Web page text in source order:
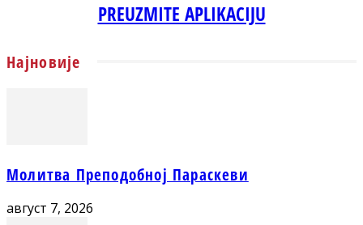
PREUZMITE APLIKACIJU
Најновије
Молитва Преподобној Параскеви
август 7, 2026